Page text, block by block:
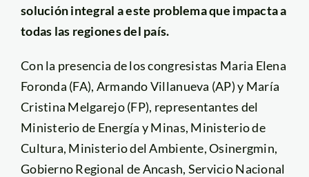
solución integral a este problema que impacta a
todas las regiones del país.
Con la presencia de los congresistas Maria Elena
Foronda (FA), Armando Villanueva (AP) y María
Cristina Melgarejo (FP), representantes del
Ministerio de Energía y Minas, Ministerio de
Cultura, Ministerio del Ambiente, Osinergmin,
Gobierno Regional de Ancash, Servicio Nacional